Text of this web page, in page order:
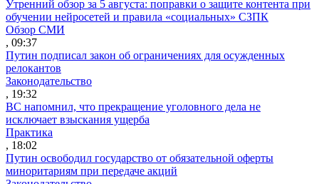
Утренний обзор за 5 августа: поправки о защите контента при
обучении нейросетей и правила «социальных» СЗПК
Обзор СМИ
, 09:37
Путин подписал закон об ограничениях для осужденных
релокантов
Законодательство
, 19:32
ВС напомнил, что прекращение уголовного дела не
исключает взыскания ущерба
Практика
, 18:02
Путин освободил государство от обязательной оферты
миноритариям при передаче акций